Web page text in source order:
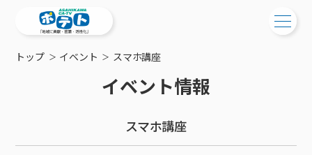
サービス案内
トップ イベント スマホ講座
イベント情報
スマホ講座